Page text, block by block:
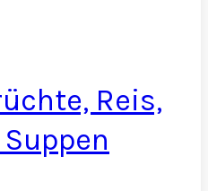
Reis,